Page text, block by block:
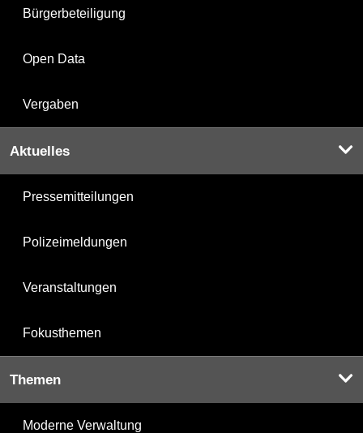
Bürgerbeteiligung
Open Data
Vergaben
Aktuelles
Pressemitteilungen
Polizeimeldungen
Veranstaltungen
Fokusthemen
Themen
Moderne Verwaltung